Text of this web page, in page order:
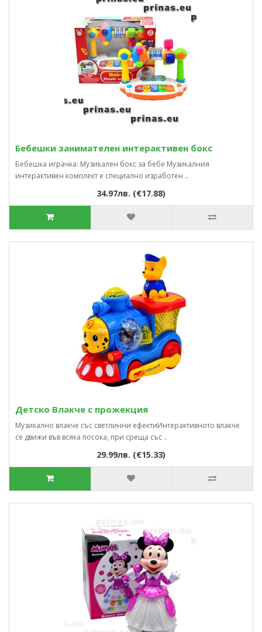
Бебешки занимателен интерактивен бокс
Бебешка играчка: Музикален бокс за бебе Музикалния
интерактивен комплект е специално изработен ..
34.97лв. (€17.88)
Детско Влакче с прожекция
Музикално влакче със светлинни ефектиИнтерактивното влакче
се движи във всяка посока, при среща със ..
29.99лв. (€15.33)